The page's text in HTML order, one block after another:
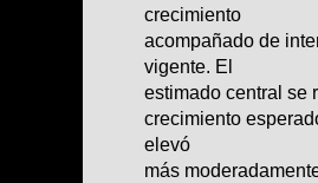
crecimiento
acompañado de
vigente. El
estimado central se
crecimiento
elevó
más